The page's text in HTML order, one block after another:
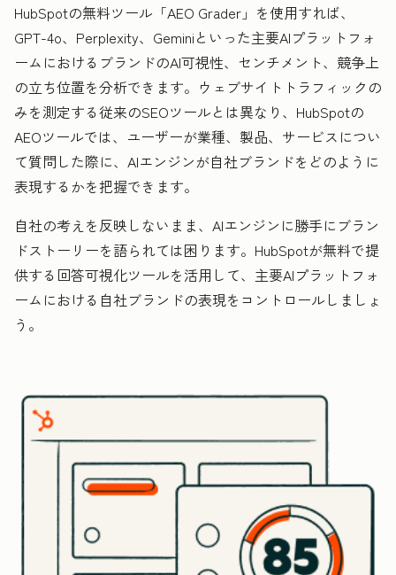
HubSpotの無料ツール「AEO Grader」を使用すれば、
GPT-4o、Perplexity、Geminiといった主要AIプラットフォ
ームにおけるブランドのAI可視性、センチメント、競争上
の立ち位置を分析できます。ウェブサイトトラフィックの
みを測定する従来のSEOツールとは異なり、HubSpotの
AEOツールでは、ユーザーが業種、製品、サービスについ
て質問した際に、AIエンジンが自社ブランドをどのように
表現するかを把握できます。
自社の考えを反映しないまま、AIエンジンに勝手にブラン
ドストーリーを語られては困ります。HubSpotが無料で提
供する回答可視化ツールを活用して、主要AIプラットフォ
ームにおける自社ブランドの表現をコントロールしましょ
う。